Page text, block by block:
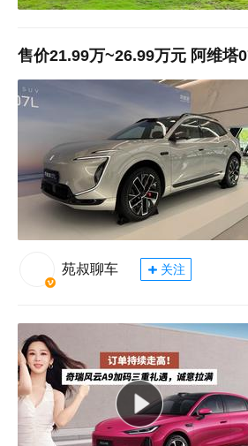
售价21.99万~26.99万元 阿维塔
苑叔聊车 关注